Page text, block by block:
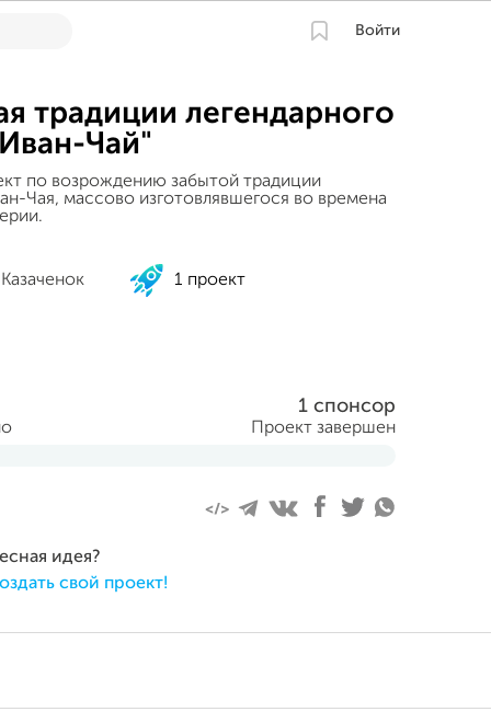
Войти
традиции легендарного
Чай"
по возрождению забытой традиции
Чая, массово изготовлявшегося во времена
1 проект
1 спонсор
Проект завершен
идея?
свой проект!